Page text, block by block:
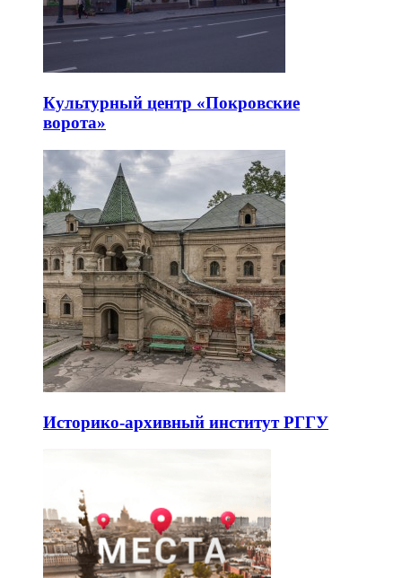
Культурный центр «Покровские
ворота»
Историко-архивный институт РГГУ